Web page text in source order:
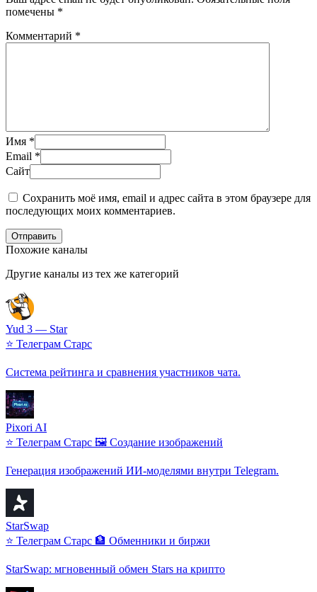
помечены *
Комментарий *
Имя *
Email *
Сайт
Сохранить моё имя, email и адрес сайта в этом браузере для
последующих моих комментариев.
Отправить
Похожие каналы
Другие каналы из тех же категорий
Yud 3 — Star
⭐ Телеграм Старс
Система рейтинга и сравнения участников чата.
Pixori AI
⭐ Телеграм Старс 🖼️ Создание изображений
Генерация изображений ИИ-моделями внутри Telegram.
StarSwap
⭐ Телеграм Старс 🏦 Обменники и биржи
StarSwap: мгновенный обмен Stars на крипто